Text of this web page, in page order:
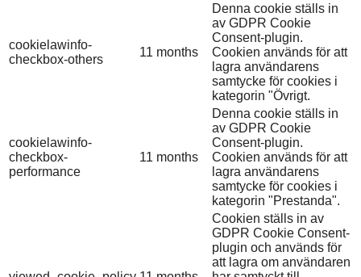
cookielawinfo-
checkbox-others
11 months
Denna cookie ställs in
av GDPR Cookie
Consent-plugin.
Cookien används för att
lagra användarens
samtycke för cookies i
kategorin "Övrigt.
cookielawinfo-
checkbox-
performance
11 months
Denna cookie ställs in
av GDPR Cookie
Consent-plugin.
Cookien används för att
lagra användarens
samtycke för cookies i
kategorin "Prestanda".
Cookien ställs in av
GDPR Cookie Consent-
plugin och används för
att lagra om användaren